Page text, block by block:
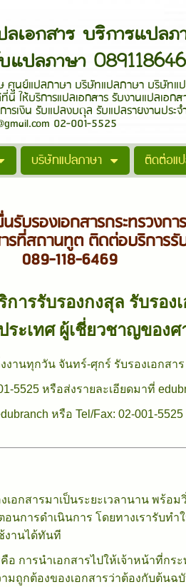
ลเอกสาร บริการ
ปลภาษา
นย์แปลภาษา บริษัทแปลภาษา บริษัทแป
ให้บริการแปลเอกสาร รับงานแปลเอก
น รับแปลงบดุล รับแปลรายงานประจ
02-001-5525
บริษัทแปลภาษา ติดต่อแ
รับรองเอกสารกระทรวงก
รที่สถานทูต ติดต่อบริการ
089-118-6469
การรับรองกงสุล รับรอ
ระเทศ ผู้เชี่ยวชาญของ
งานทุกวัน จันทร์-ศุกร์ รับรองเอกสา
5525 หรือส่งรายละเอียดมาที่
หรือ Tel/Fax: 02-001-5525
เอกสารมาเป็นระยะเวลานาน พร้อ
นการดำเนินการ โดยทางเรารับทำ
งานได้ทันที
การนำเอกสารไปให้เจ้าหน้าที่กระ
ถูกต้องของเอกสารว่าต้องกับต้นฉ